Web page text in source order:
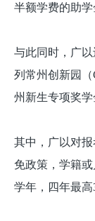
半额学费的助学
与此同时，广
列常州创新园（
州新生专项奖学
其中，广以对
免政策，学籍
学年，四年最高